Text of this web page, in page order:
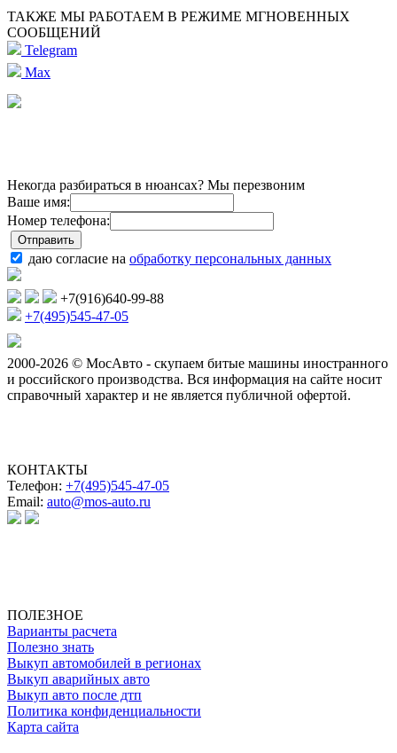
ТАКЖЕ МЫ РАБОТАЕМ В РЕЖИМЕ МГНОВЕННЫХ
СООБЩЕНИЙ
Telegram
Max
Некогда разбираться в нюансах? Мы перезвоним
Ваше имя:
Номер телефона:
даю согласие на обработку персональных данных
+7(916)640-99-88
+7(495)545-47-05
2000-2026 © МосАвто - скупаем битые машины иностранного
и российского производства. Вся информация на сайте носит
справочный характер и не является публичной офертой.
КОНТАКТЫ
Телефон: +7(495)545-47-05
Email: auto@mos-auto.ru
ПОЛЕЗНОЕ
Варианты расчета
Полезно знать
Выкуп автомобилей в регионах
Выкуп аварийных авто
Выкуп авто после дтп
Политика конфиденциальности
Карта сайта